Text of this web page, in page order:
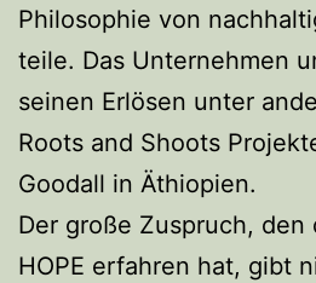
Philosophie von
teile. Das Unternehmen
seinen Erlösen unter
Roots and Shoots
Goodall in Äthiopien.
Der große Zuspruch, den
HOPE erfahren hat, gibt